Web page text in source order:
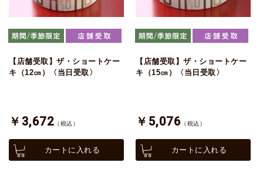
【店舗受取】ザ・ショートケー
キ（12㎝）〈当日受取〉
￥3,672 （税込）
カートに入れる
【店舗受取】ザ・ショートケー
キ（15㎝）〈当日受取〉
￥5,076 （税込）
カートに入れる